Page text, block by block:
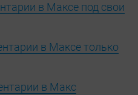
в Максе под свои
в Максе только
в Макс